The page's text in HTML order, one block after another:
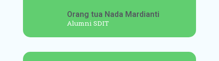
Orang tua Nada Mardianti
Alumni SDIT